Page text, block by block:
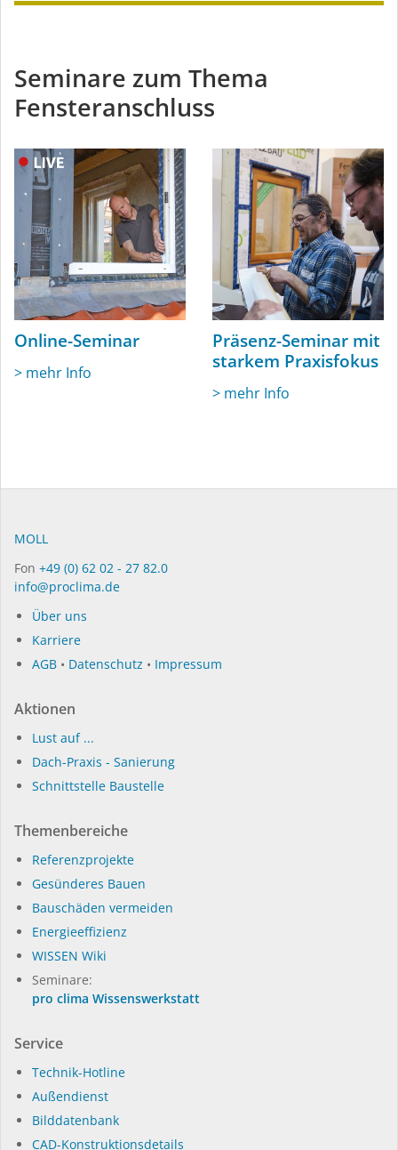
Seminare zum Thema
Fensteranschluss
Online-Seminar
> mehr Info
Präsenz-Seminar mit
starkem Praxisfokus
> mehr Info
MOLL
Fon +49 (0) 62 02 - 27 82.0
info@proclima.de
Über uns
Karriere
AGB • Datenschutz • Impressum
Aktionen
Lust auf ...
Dach-Praxis - Sanierung
Schnittstelle Baustelle
Themenbereiche
Referenzprojekte
Gesünderes Bauen
Bauschäden vermeiden
Energieeffizienz
WISSEN Wiki
Seminare:
pro clima Wissenswerkstatt
Service
Technik-Hotline
Außendienst
Bilddatenbank
CAD-Konstruktionsdetails